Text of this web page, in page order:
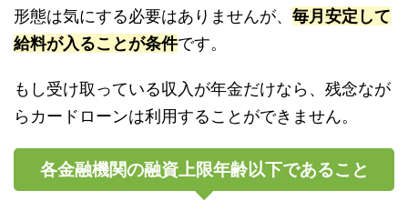
形態は気にする必要はありませんが、 毎月安定して
給料が入ることが条件です。
もし受け取っている収入が年金だけなら、残念なが
らカードローンは利用することができません。
各金融機関の融資上限年齢以下であること